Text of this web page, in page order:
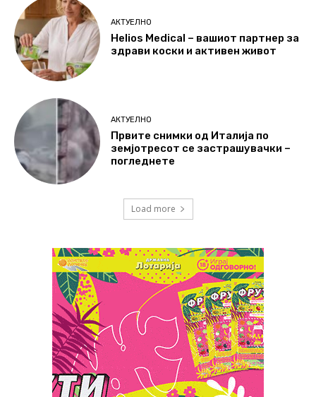
АКТУЕЛНО
Helios Medical – вашиот партнер за
здрави коски и активен живот
АКТУЕЛНО
Првите снимки од Италија по
земјотресот се застрашувачки –
погледнете
Load more